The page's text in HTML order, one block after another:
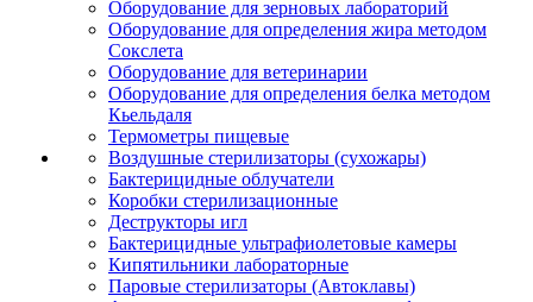
Оборудование для зерновых лабораторий
Оборудование для определения жира методом
Сокслета
Оборудование для ветеринарии
Оборудование для определения белка методом
Кьельдаля
Термометры пищевые
Воздушные стерилизаторы (сухожары)
Бактерицидные облучатели
Коробки стерилизационные
Деструкторы игл
Бактерицидные ультрафиолетовые камеры
Кипятильники лабораторные
Паровые стерилизаторы (Автоклавы)